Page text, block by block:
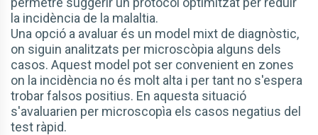
la incidència de la malaltia.
Una opció a avaluar és un model mixt de diagnòstic,
on siguin analitzats per microscòpia alguns dels
casos. Aquest model pot ser convenient en zones
on la incidència no és molt alta i per tant no s'espera
trobar falsos positius. En aquesta situació
s'avaluarien per microscopìa els casos negatius del
test ràpid.